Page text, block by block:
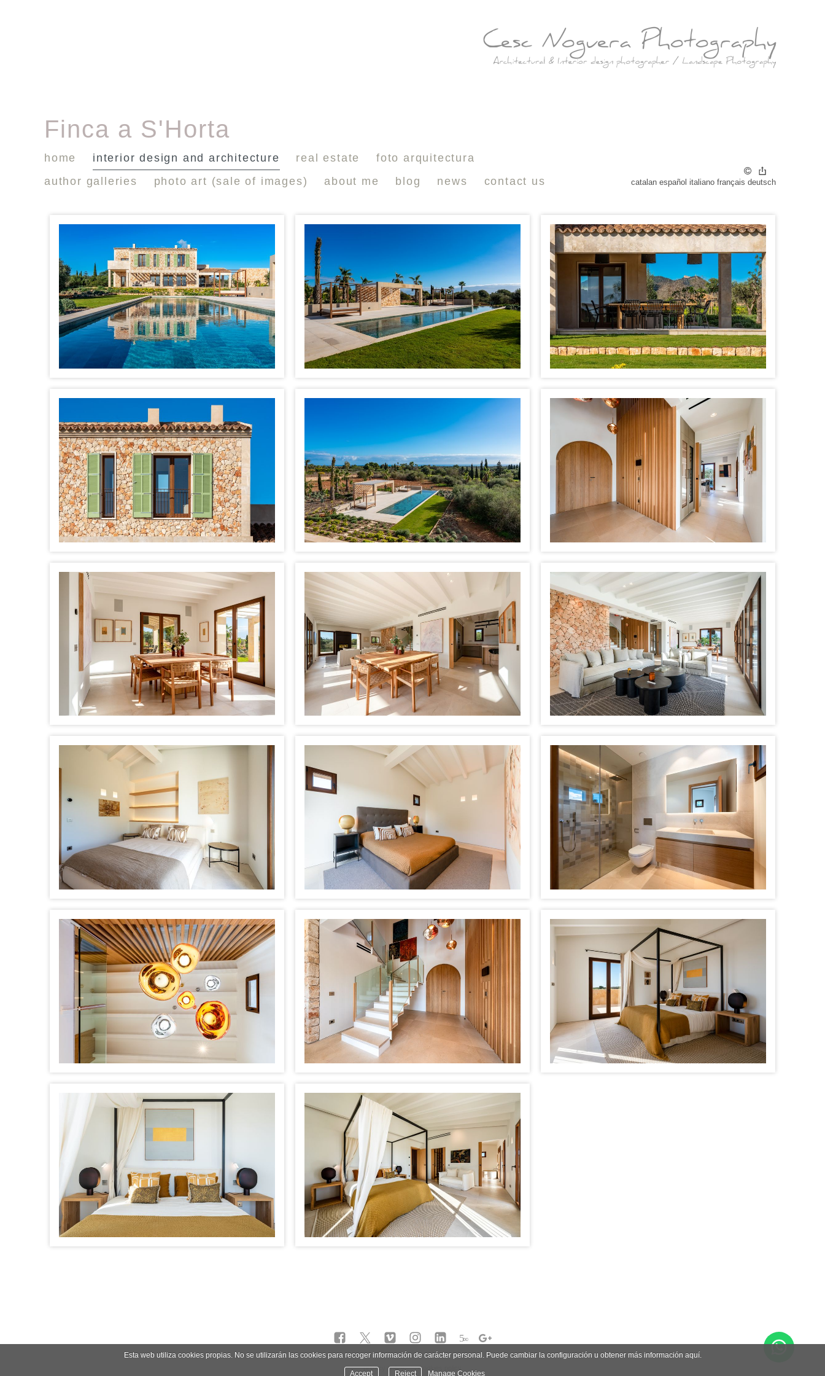
Finca a S'Horta
home interior design and architecture real estate
foto arquitectura
author galleries
photo art (sale of images) about me blog news contact us catalan español italiano français deutsch
5∞
privacy policy Cookies policy
Esta web utiliza cookies propias. No se utilizarán las cookies para recoger información de carácter personal. Puede cambiar la configuración u obtener más información aquí.
Accept Reject Manage Cookies